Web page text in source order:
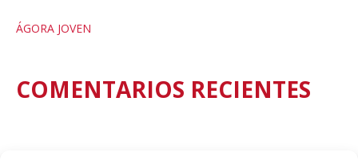
ÁGORA JOVEN
COMENTARIOS RECIENTES